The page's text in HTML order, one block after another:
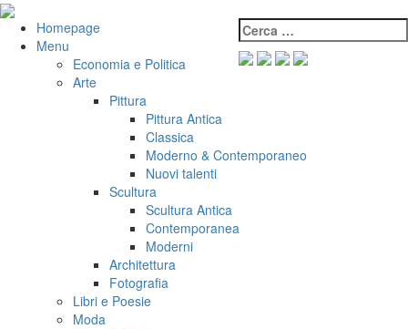
Salta
contenuto
VeniVidiVici Cerca:
Homepage
Menu
Economia e Politica
Arte
Pittura
Pittura Antica
Classica
Moderno & Contemporaneo
Nuovi talenti
Scultura
Scultura Antica
Contemporanea
Moderni
Architettura
Fotografia
Libri e Poesie
Moda